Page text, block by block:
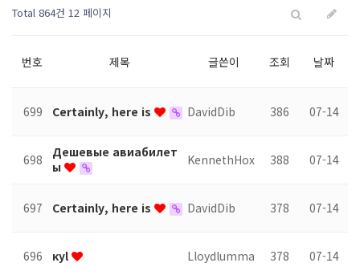
Total 864건 12 페이지
번호 제목 글쓴이 조회 날짜
699 Certainly, here is DavidDib 386 07-14
698
Дешевые авиабилет
ы
KennethHox 388 07-14
697 Certainly, here is DavidDib 378 07-14
696 куl Lloydlumma 378 07-14